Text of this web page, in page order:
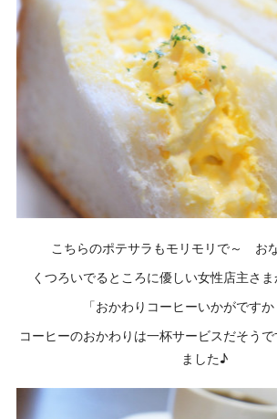
こちらのポテサラもモリモリで～ おな
くつろいでるところに優しい女性店主さま
「おかわりコーヒーいかがですか
コーヒーのおかわりは一杯サービスだそう
ました♪